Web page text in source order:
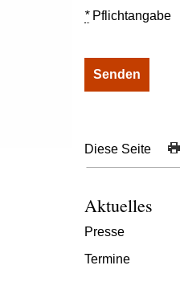
*Pflichtangabe
Diese Seite
Aktuelles
Presse
Termine